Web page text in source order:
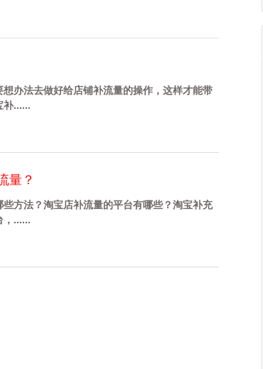
办法去做好给店铺补流量的操作，这样才能带
补......
量？
方法？淘宝店补流量的平台有哪些？淘宝补充
，......